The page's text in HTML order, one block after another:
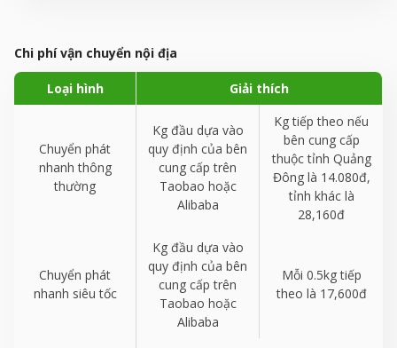
Chi phí vận chuyển nội địa
Loại hình Giải thích
Chuyển phát
nhanh thông
thường
Kg đầu dựa vào
quy định của bên
cung cấp trên
Taobao hoặc
Alibaba
Kg tiếp theo nếu
bên cung cấp
thuộc tỉnh Quảng
Đông là 14.080đ,
tỉnh khác là
28,160đ
Chuyển phát
nhanh siêu tốc
Kg đầu dựa vào
quy định của bên
cung cấp trên
Taobao hoặc
Alibaba
Mỗi 0.5kg tiếp
theo là 17,600đ